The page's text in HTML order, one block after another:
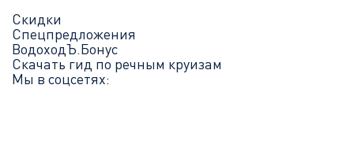
Скидки
Спецпредложения
ВодоходЪ.Бонус
Скачать гид по речным круизам
Мы в соцсетях: